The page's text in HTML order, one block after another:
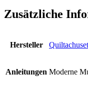
Zusätzliche
Hersteller
Anleitungen Moderne